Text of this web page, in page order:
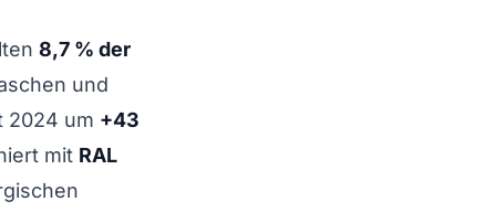
8,7 % der
und
2024 um +43
mit RAL